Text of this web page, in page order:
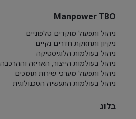
Manpower TBO
ניהול ותפעול מוקדים טלפוניים
ניקיון ותחזוקת חדרים נקיים
ניהול בעולמות הלוגיסטיקה
ניהול בעולמות הייצור, האריזה וההרכבה
ניהול ותפעול מערכי שירות תומכים
ניהול בעולמות התעשיה הטכנולוגית
בלוג